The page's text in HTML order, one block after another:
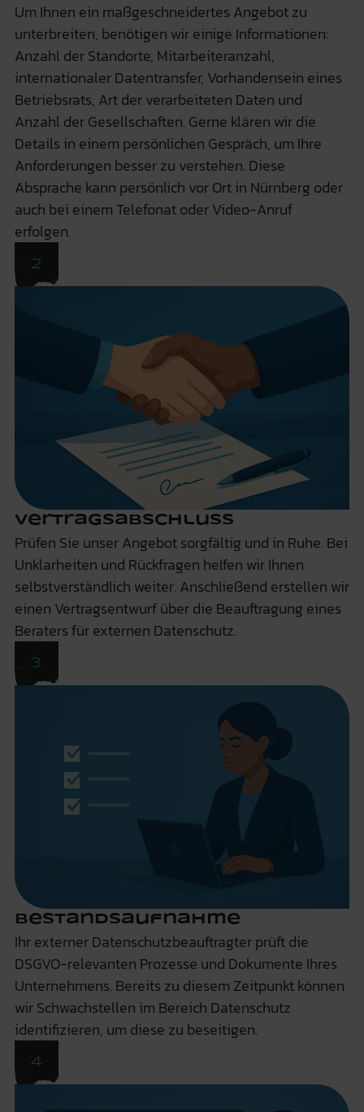
Um Ihnen ein maßgeschneidertes Angebot zu
unterbreiten, benötigen wir einige Informationen:
Anzahl der Standorte, Mitarbeiteranzahl,
internationaler Datentransfer, Vorhandensein eines
Betriebsrats, Art der verarbeiteten Daten und
Anzahl der Gesellschaften. Gerne klären wir die
Details in einem persönlichen Gespräch, um Ihre
Anforderungen besser zu verstehen. Diese
Absprache kann persönlich vor Ort in Nürnberg oder
auch bei einem Telefonat oder Video-Anruf
erfolgen.
Vertragsabschluss
Prüfen Sie unser Angebot sorgfältig und in Ruhe. Bei
Unklarheiten und Rückfragen helfen wir Ihnen
selbstverständlich weiter. Anschließend erstellen wir
einen Vertragsentwurf über die Beauftragung eines
Beraters für externen Datenschutz.
Bestandsaufnahme
Ihr externer Datenschutzbeauftragter prüft die
DSGVO-relevanten Prozesse und Dokumente Ihres
Unternehmens. Bereits zu diesem Zeitpunkt können
wir Schwachstellen im Bereich Datenschutz
identifizieren, um diese zu beseitigen.